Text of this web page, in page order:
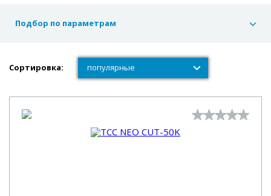
Подбор по параметрам
Сортировка: популярные
популярные